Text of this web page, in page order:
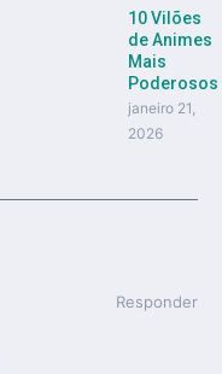
10 Vilões
de Animes
Mais
Poderosos
janeiro 21,
2026
Responder